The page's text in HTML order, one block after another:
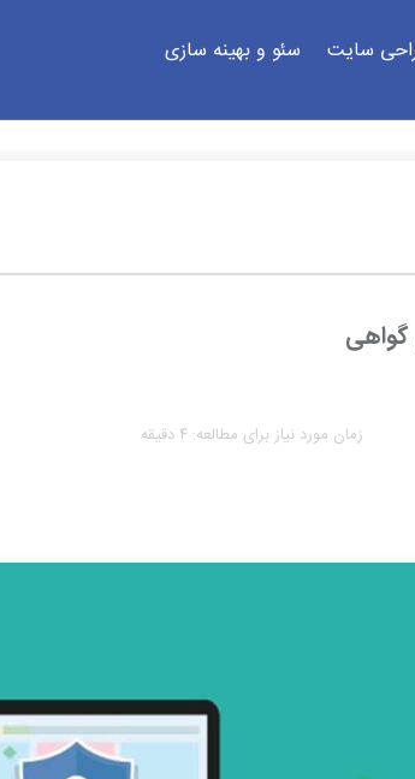
سایت سئو و بهینه سازی
زمان مورد نیاز برای مطالعه: ۴ دقیقه